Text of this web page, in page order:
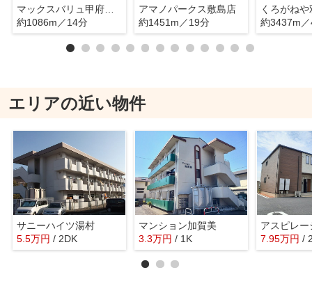
マックスバリュ甲府長松寺店
約1086m／14分
アマノパークス敷島店
約1451m／19分
くろがね
約3437m
エリアの近い物件
サニーハイツ湯村
5.5万円 / 2DK
マンション加賀美
3.3万円 / 1K
アスピレー
7.95万円 /